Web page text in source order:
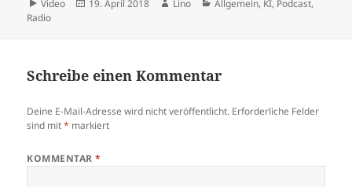
Format
Video
Veröffentlicht
19. April 2018 Autor
Lino Kategorien
Allgemein, KI, Podcast,
Radio
Schreibe einen Kommentar
Deine E-Mail-Adresse wird nicht veröffentlicht. Erforderliche Felder
sind mit* markiert
KOMMENTAR*